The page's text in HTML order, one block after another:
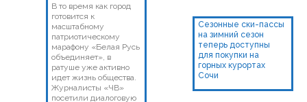
В то время как город
готовится к
масштабному
патриотическому
марафону «Белая Русь
объединяет», в
ратуше уже активно
идет жизнь общества.
Журналисты «ЧВ»
посетили диалоговую
Сезонные ски-пассы
на зимний сезон
теперь доступны
для покупки на
горных курортах
Сочи